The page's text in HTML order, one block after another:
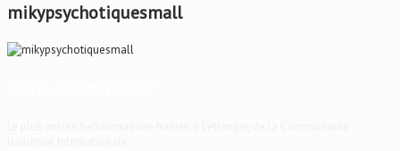
mikypsychotiquesmall